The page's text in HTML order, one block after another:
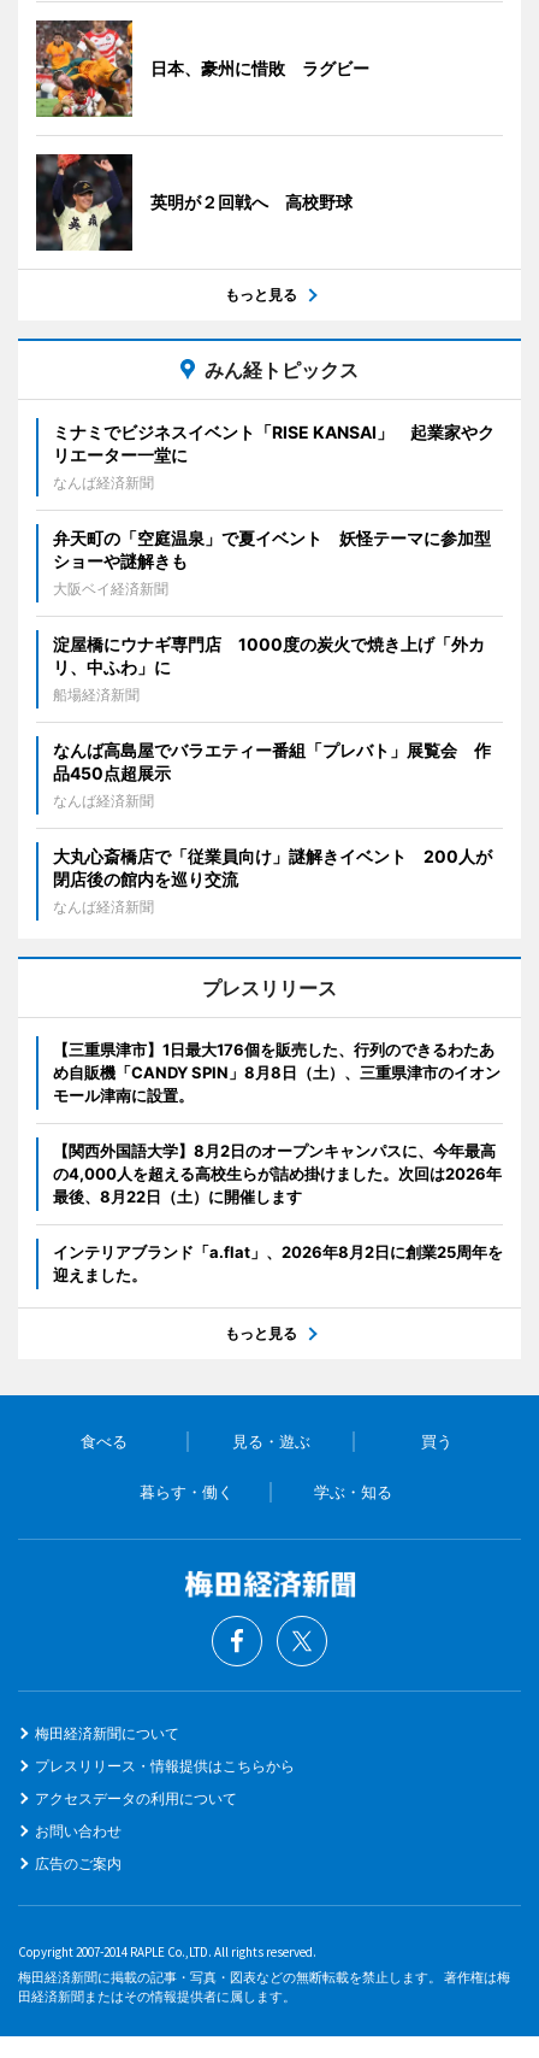
日本、豪州に惜敗 ラグビー
英明が２回戦へ 高校野球
もっと見る
みん経トピックス
ミナミでビジネスイベント「RISE KANSAI」 起業家やク
リエーター一堂に
なんば経済新聞
弁天町の「空庭温泉」で夏イベント 妖怪テーマに参加型
ショーや謎解きも
大阪ベイ経済新聞
淀屋橋にウナギ専門店 1000度の炭火で焼き上げ「外カ
リ、中ふわ」に
船場経済新聞
なんば高島屋でバラエティー番組「プレバト」展覧会 作
品450点超展示
なんば経済新聞
大丸心斎橋店で「従業員向け」謎解きイベント 200人が
閉店後の館内を巡り交流
なんば経済新聞
プレスリリース
【三重県津市】1日最大176個を販売した、行列のできるわたあ
め自販機「CANDY SPIN」8月8日（土）、三重県津市のイオン
モール津南に設置。
【関西外国語大学】8月2日のオープンキャンパスに、今年最高
の4,000人を超える高校生らが詰め掛けました。次回は2026年
最後、8月22日（土）に開催します
インテリアブランド「a.flat」、2026年8月2日に創業25周年を
迎えました。
もっと見る
食べる 見る・遊ぶ 買う
暮らす・働く 学ぶ・知る
梅田経済新聞について
プレスリリース・情報提供はこちらから
アクセスデータの利用について
お問い合わせ
広告のご案内
Copyright 2007-2014 RAPLE Co.,LTD. All rights reserved.
梅田経済新聞に掲載の記事・写真・図表などの無断転載を禁止します。 著作権は梅
田経済新聞またはその情報提供者に属します。